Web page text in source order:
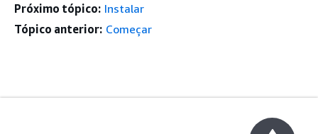
Próximo tópico: Instalar
Tópico anterior: Começar